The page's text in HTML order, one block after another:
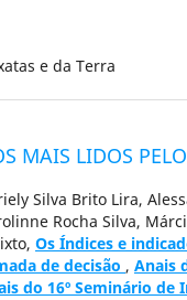
e da Terra
MAIS LIDOS
Silva Brito Lira,
Rocha Silva,
Os Índices e
de decisão , Anais
do 16º Seminário de